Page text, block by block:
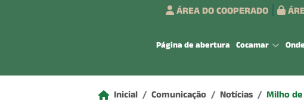
ÁREA DO COOPERADO
Página de abertura Cocamar
Inicial Comunicação Notícias Milho